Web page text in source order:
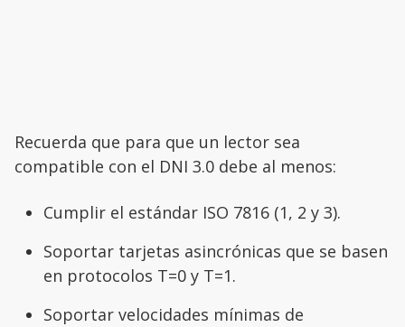
Recuerda que para que un lector sea
compatible con el DNI 3.0 debe al menos:
Cumplir el estándar ISO 7816 (1, 2 y 3).
Soportar tarjetas asincrónicas que se basen
en protocolos T=0 y T=1.
Soportar velocidades mínimas de